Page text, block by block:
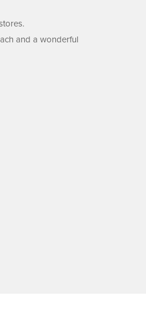
and a wonderful